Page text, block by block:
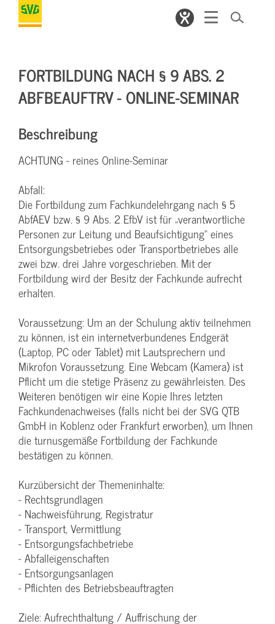
FORTBILDUNG NACH § 9 ABS. 2
ABFBEAUFTRV - ONLINE-SEMINAR
Beschreibung
ACHTUNG - reines Online-Seminar
Abfall:
Die Fortbildung zum Fachkundelehrgang nach § 5
AbfAEV bzw. § 9 Abs. 2 EfbV ist für „verantwortliche
Personen zur Leitung und Beaufsichtigung“ eines
Entsorgungsbetriebes oder Transportbetriebes alle
zwei bzw. drei Jahre vorgeschrieben. Mit der
Fortbildung wird der Besitz der Fachkunde aufrecht
erhalten.
Voraussetzung: Um an der Schulung aktiv teilnehmen
zu können, ist ein internetverbundenes Endgerät
(Laptop, PC oder Tablet) mit Lautsprechern und
Mikrofon Voraussetzung. Eine Webcam (Kamera) ist
Pflicht um die stetige Präsenz zu gewährleisten. Des
Weiteren benötigen wir eine Kopie Ihres letzten
Fachkundenachweises (falls nicht bei der SVG QTB
GmbH in Koblenz oder Frankfurt erworben), um Ihnen
die turnusgemäße Fortbildung der Fachkunde
bestätigen zu können.
Kurzübersicht der Themeninhalte:
- Rechtsgrundlagen
- Nachweisführung, Registratur
- Transport, Vermittlung
- Entsorgungsfachbetriebe
- Abfalleigenschaften
- Entsorgungsanlagen
- Pflichten des Betriebsbeauftragten
Ziele: Aufrechthaltung / Auffrischung der